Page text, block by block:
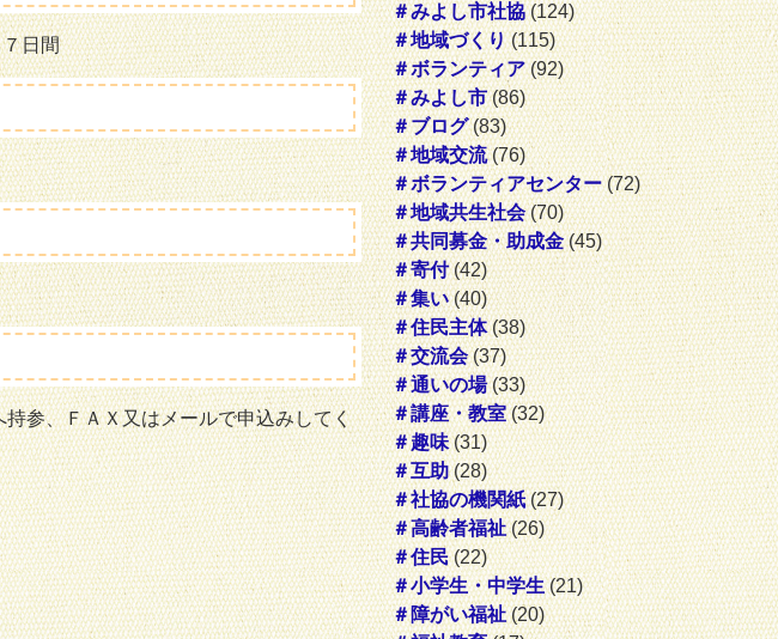
日間
参、ＦＡＸ又はメールで申込みしてく
＃みよし市社協(124)
＃地域づくり(115)
＃ボランティア(92)
＃みよし市(86)
＃ブログ(83)
＃地域交流(76)
＃ボランティアセンター(72)
＃地域共生社会(70)
＃共同募金・助成金(45)
＃寄付(42)
＃集い(40)
＃住民主体(38)
＃交流会(37)
＃通いの場(33)
＃講座・教室(32)
＃趣味(31)
＃互助(28)
＃社協の機関紙(27)
＃高齢者福祉(26)
＃住民(22)
＃小学生・中学生(21)
＃障がい福祉(20)